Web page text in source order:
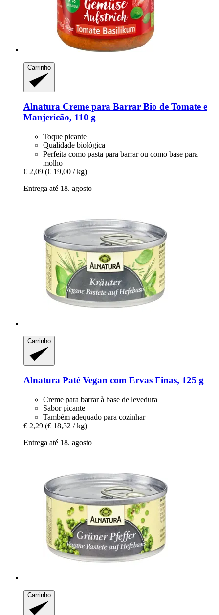
Carrinho
Alnatura Creme para Barrar Bio de Tomate e
Manjericão, 110 g
Toque picante
Qualidade biológica
Perfeita como pasta para barrar ou como base para
molho
€ 2,09 (€ 19,00 / kg)
Entrega até 18. agosto
Carrinho
Alnatura Paté Vegan com Ervas Finas, 125 g
Creme para barrar à base de levedura
Sabor picante
Também adequado para cozinhar
€ 2,29 (€ 18,32 / kg)
Entrega até 18. agosto
Carrinho